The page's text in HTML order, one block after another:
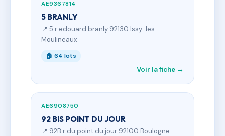
AE9367814
5 BRANLY
📍 5 r edouard branly 92130 Issy-les-
Moulineaux
🏠 64 lots
Voir la fiche →
AE6908750
92 BIS POINT DU JOUR
📍 92B r du point du jour 92100 Boulogne-